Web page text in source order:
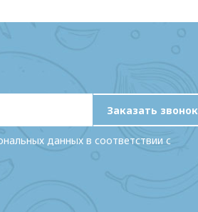
Заказать звонок
данных в соответствии с